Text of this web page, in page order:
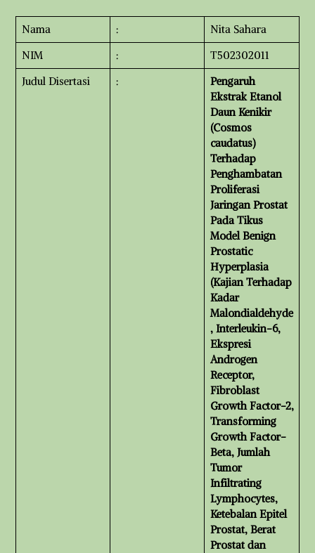
Nama :
Nita Sahara
NIM
:
T502302011
Judul Disertasi
:
Pengaruh
Ekstrak Etanol
Daun Kenikir
(Cosmos
caudatus)
Terhadap
Penghambatan
Proliferasi
Jaringan Prostat
Pada Tikus
Model Benign
Prostatic
Hyperplasia
(Kajian Terhadap
Kadar
Malondialdehyde
, Interleukin-6,
Ekspresi
Androgen
Receptor,
Fibroblast
Growth Factor-2,
Transforming
Growth Factor-
Beta, Jumlah
Tumor
Infiltrating
Lymphocytes,
Ketebalan Epitel
Prostat, Berat
Prostat dan